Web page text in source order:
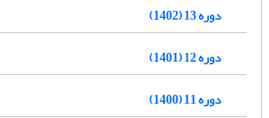
دوره 13 (1402)
دوره 12 (1401)
دوره 11 (1400)